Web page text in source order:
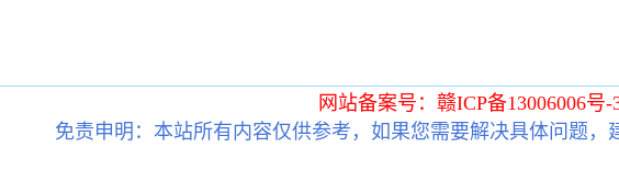
网站备案号：赣ICP备13006006号-
免责申明：本站所有内容仅供参考，如果您需要解决具体问题，